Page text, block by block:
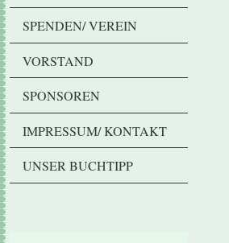
SPENDEN/ VEREIN
VORSTAND
SPONSOREN
IMPRESSUM/ KONTAKT
UNSER BUCHTIPP